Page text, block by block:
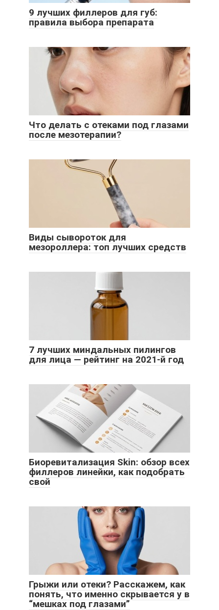
9 лучших филлеров для губ:
правила выбора препарата
Что делать с отеками под глазами
после мезотерапии?
Виды сывороток для
мезороллера: топ лучших средств
7 лучших миндальных пилингов
для лица — рейтинг на 2021-й год
Биоревитализация Skin: обзор всех
филлеров линейки, как подобрать
свой
Грыжи или отеки? Расскажем, как
понять, что именно скрывается у в
“мешках под глазами”